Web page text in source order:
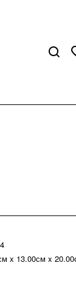
x 13.00см x